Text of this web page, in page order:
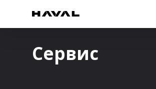
Сервис